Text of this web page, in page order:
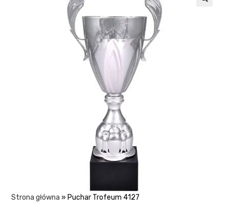
Strona główna » Puchar Trofeum 4127